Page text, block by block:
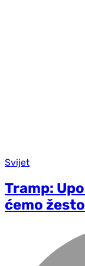
Svijet
Tramp:
ćemo